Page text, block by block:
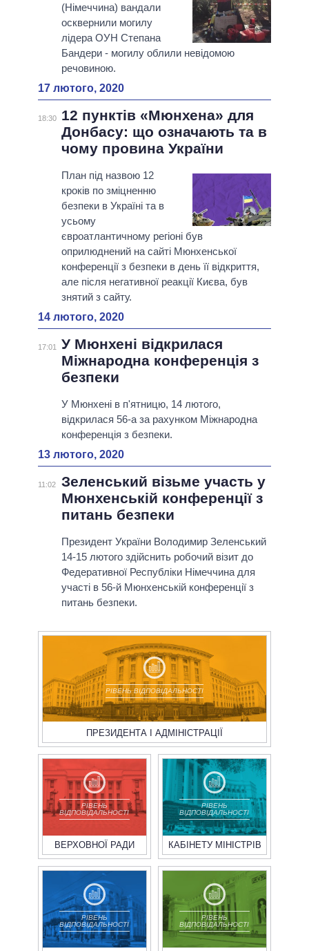
(Німеччина) вандали
осквернили могилу
лідера ОУН Степана
Бандери - могилу облили невідомою
речовиною.
17 лютого, 2020
18:30
12 пунктів «Мюнхена» для
Донбасу: що означають та в
чому провина України
План під назвою 12
кроків по зміцненню
безпеки в Україні та в
усьому
євроатлантичному регіоні був
оприлюднений на сайті Мюнхенської
конференції з безпеки в день її відкриття,
але після негативної реакції Києва, був
знятий з сайту.
14 лютого, 2020
17:01
У Мюнхені відкрилася
Міжнародна конференція з
безпеки
У Мюнхені в п'ятницю, 14 лютого,
відкрилася 56-а за рахунком Міжнародна
конференція з безпеки.
13 лютого, 2020
11:02
Зеленський візьме участь у
Мюнхенській конференції з
питань безпеки
Президент України Володимир Зеленський
14-15 лютого здійснить робочий візит до
Федеративної Республіки Німеччина для
участі в 56-й Мюнхенській конференції з
питань безпеки.
РІВЕНЬ ВІДПОВІДАЛЬНОСТІ
ПРЕЗИДЕНТА І АДМІНІСТРАЦІЇ
РІВЕНЬ
ВІДПОВІДАЛЬНОСТІ
ВЕРХОВНОЇ РАДИ
РІВЕНЬ
ВІДПОВІДАЛЬНОСТІ
КАБІНЕТУ МІНІСТРІВ
РІВЕНЬ
ВІДПОВІДАЛЬНОСТІ
РІВЕНЬ
ВІДПОВІДАЛЬНОСТІ